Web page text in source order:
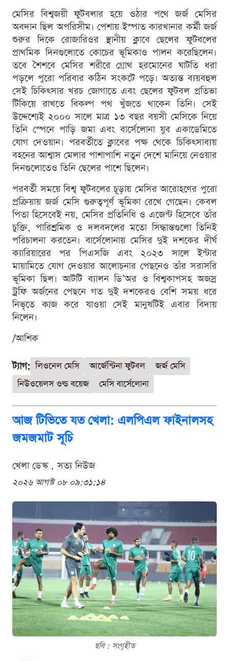
মেসির বিশ্বজয়ী ফুটবলার হয়ে ওঠার পথে জর্জ মেসির
অবদান ছিল অপরিসীম। পেশায় ইস্পাত কারখানার কর্মী জর্জ
শুরুর দিকে রোজারিওর স্থানীয় ক্লাবে ছেলের ফুটবলের
প্রাথমিক দিনগুলোতে কোচের ভূমিকাও পালন করেছিলেন।
তবে শৈশবে মেসির শরীরে গ্রোথ হরমোনের ঘাটতি ধরা
পড়লে পুরো পরিবার কঠিন সংকটে পড়ে। অত্যন্ত ব্যয়বহুল
সেই চিকিৎসার খরচ জোগাতে এবং ছেলের ফুটবল প্রতিভা
টিকিয়ে রাখতে বিকল্প পথ খুঁজতে থাকেন তিনি। সেই
উদ্দেশ্যেই ২০০০ সালে মাত্র ১৩ বছর বয়সী মেসিকে নিয়ে
তিনি স্পেনে পাড়ি জমা এবং বার্সেলোনা যুব একাডেমিতে
যোগ দেওয়ান। পরবর্তীতে ক্লাবের পক্ষ থেকে চিকিৎসাব্যয়
বহনের আশ্বাস মেলার পাশাপাশি নতুন দেশে মানিয়ে নেওয়ার
দিনগুলোতেও তিনি ছেলের পাশে ছিলেন।
পরবর্তী সময়ে বিশ্ব ফুটবলের চূড়ায় মেসির আরোহণের পুরো
প্রক্রিয়ায় জর্জ মেসি গুরুত্বপূর্ণ ভূমিকা রেখে গেছেন। কেবল
পিতা হিসেবেই নয়, মেসির প্রতিনিধি ও এজেন্ট হিসেবে তাঁর
চুক্তি, পারিশ্রমিক ও দলবদলের মতো সিদ্ধান্তগুলো তিনিই
পরিচালনা করতেন। বার্সেলোনায় মেসির দুই দশকের দীর্ঘ
ক্যারিয়ারের পর পিএসজি এবং ২০২৩ সালে ইন্টার
মায়ামিতে যোগ দেওয়ার আলোচনার পেছনেও তাঁর সরাসরি
ভূমিকা ছিল। আটটি ব্যালন ডি’অর ও বিশ্বকাপসহ অজস্র
ট্রফি অর্জনের পেছনে গত দুই দশকেরও বেশি সময় ধরে
নিভৃতে কাজ করে যাওয়া সেই মানুষটিই এবার বিদায়
নিলেন।
/আশিক
ট্যাগ: লিওনেল মেসি আর্জেন্টিনা ফুটবল
জর্জ মেসি
নিউওয়েলস ওল্ড বয়েজ
মেসি বার্সেলোনা
আজ টিভিতে যত খেলা: এলপিএল ফাইনালসহ
জমজমাট সূচি
খেলা ডেস্ক . সত্য নিউজ
২০২৬ আগস্ট ০৮ ০৯:৩১:১৪
ছবি : সংগৃহীত